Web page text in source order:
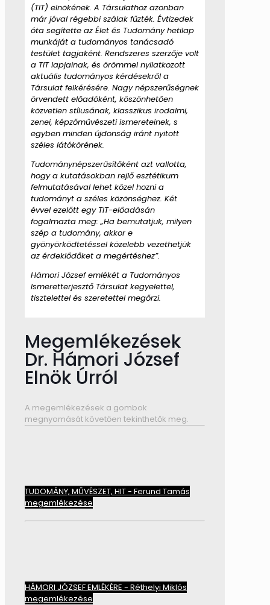
(TIT) elnökének. A Társulathoz azonban
már jóval régebbi szálak fűzték. Évtizedek
óta segítette az Élet és Tudomány hetilap
munkáját a tudományos tanácsadó
testület tagjaként. Rendszeres szerzője volt
a TIT lapjainak, és örömmel nyilatkozott
aktuális tudományos kérdésekről a
Társulat felkérésére. Nagy népszerűségnek
örvendett előadóként, köszönhetően
közvetlen stílusának, klasszikus irodalmi,
zenei, képzőművészeti ismereteinek, s
egyben minden újdonság iránt nyitott
széles látókörének.
Tudománynépszerűsítőként azt vallotta,
hogy a kutatásokban rejlő esztétikum
felmutatásával lehet közel hozni a
tudományt a széles közönséghez. Két
évvel ezelőtt egy TIT-előadásán
fogalmazta meg: „Ha bemutatjuk, milyen
szép a tudomány, akkor e
gyönyörködtetéssel közelebb vezethetjük
az érdeklődőket a megértéshez”.
Hámori József emlékét a Tudományos
Ismeretterjesztő Társulat kegyelettel,
tisztelettel és szeretettel megőrzi.
Megemlékezések
Dr. Hámori József
Elnök Úrról
A megemlékezések a gombok
megnyomását követően tekinthetők meg.
TUDOMÁNY, MŰVÉSZET, HIT - Ferund Tamás
megemlékezése
HÁMORI JÓZSEF EMLÉKÉRE - Réthelyi Miklós
megemlékezése